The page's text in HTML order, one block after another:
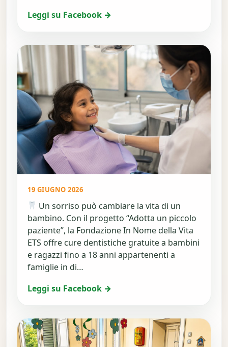
Leggi su Facebook →
19 GIUGNO 2026
Un sorriso può cambiare la vita di un
bambino. Con il progetto “Adotta un piccolo
paziente”, la Fondazione In Nome della Vita
ETS offre cure dentistiche gratuite a bambini
e ragazzi fino a 18 anni appartenenti a
famiglie in di…
Leggi su Facebook →